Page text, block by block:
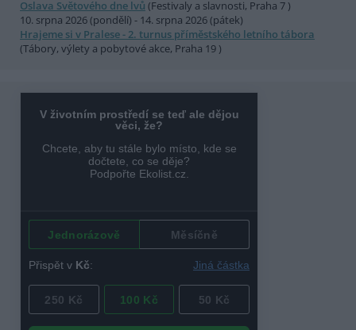
Oslava Světového dne lvů (Festivaly a slavnosti, Praha 7 )
10. srpna 2026 (pondělí) - 14. srpna 2026 (pátek)
Hrajeme si v Pralese - 2. turnus příměstského letního tábora
(Tábory, výlety a pobytové akce, Praha 19 )